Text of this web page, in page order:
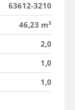
63612-3210
46,23 m²
2,0
1,0
1,0